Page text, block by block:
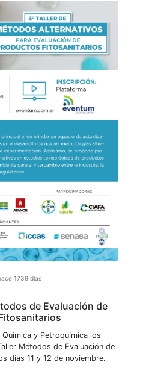
hace 1716 días
- Día del Químico
industria! ¡Feliz Día del